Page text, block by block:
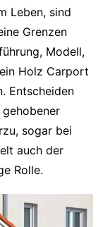
Leben, sind
Grenzen
Modell,
Holz Carport
Entscheiden
sogar bei
auch der
Rolle.